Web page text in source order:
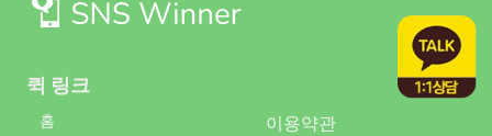
퀵 링크
홈
이용약관